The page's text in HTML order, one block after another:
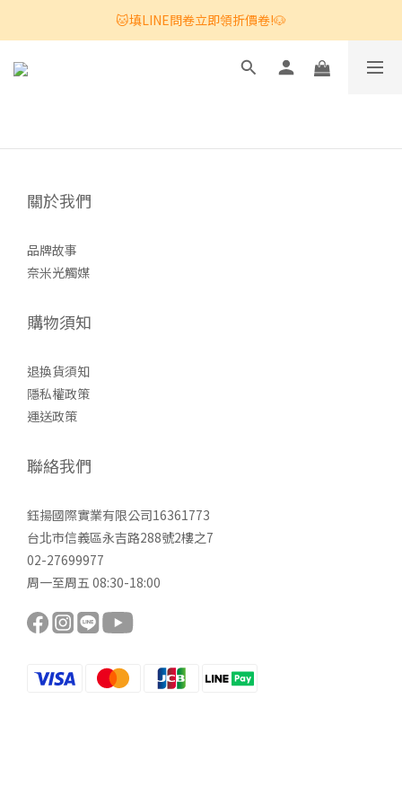
🐱填LINE問卷立即領折價卷!🐶
關於我們
品牌故事
奈米光觸媒
購物須知
退換貨須知
隱私權政策
運送政策
聯絡我們
鈺揚國際實業有限公司16361773
台北市信義區永吉路288號2樓之7
02-27699977
周一至周五 08:30-18:00